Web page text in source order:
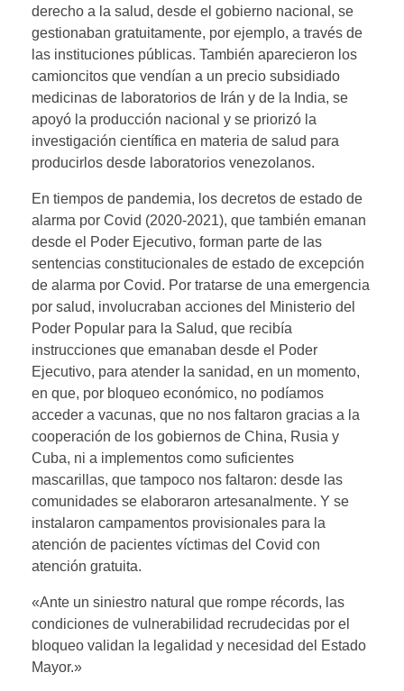
derecho a la salud, desde el gobierno nacional, se
gestionaban gratuitamente, por ejemplo, a través de
las instituciones públicas. También aparecieron los
camioncitos que vendían a un precio subsidiado
medicinas de laboratorios de Irán y de la India, se
apoyó la producción nacional y se priorizó la
investigación científica en materia de salud para
producirlos desde laboratorios venezolanos.
En tiempos de pandemia, los decretos de estado de
alarma por Covid (2020-2021), que también emanan
desde el Poder Ejecutivo, forman parte de las
sentencias constitucionales de estado de excepción
de alarma por Covid. Por tratarse de una emergencia
por salud, involucraban acciones del Ministerio del
Poder Popular para la Salud, que recibía
instrucciones que emanaban desde el Poder
Ejecutivo, para atender la sanidad, en un momento,
en que, por bloqueo económico, no podíamos
acceder a vacunas, que no nos faltaron gracias a la
cooperación de los gobiernos de China, Rusia y
Cuba, ni a implementos como suficientes
mascarillas, que tampoco nos faltaron: desde las
comunidades se elaboraron artesanalmente. Y se
instalaron campamentos provisionales para la
atención de pacientes víctimas del Covid con
atención gratuita.
«Ante un siniestro natural que rompe récords, las
condiciones de vulnerabilidad recrudecidas por el
bloqueo validan la legalidad y necesidad del Estado
Mayor.»